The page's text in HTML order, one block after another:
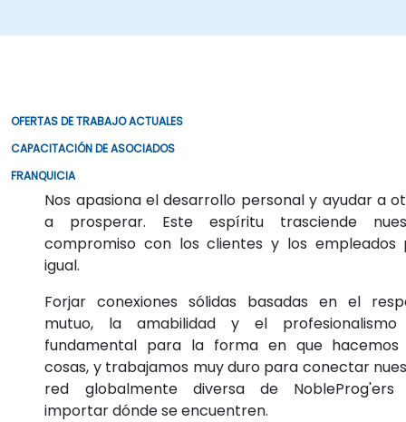
OFERTAS DE TRABAJO ACTUALES
CAPACITACIÓN DE ASOCIADOS
FRANQUICIA
Nos apasiona el desarrollo personal y ayudar a
a prosperar. Este espíritu trasciende
compromiso con los clientes y los empleados
igual.
Forjar conexiones sólidas basadas en el
mutuo, la amabilidad y el
fundamental para la forma en que hacemos
cosas, y trabajamos muy duro para conectar
red globalmente diversa de NobleProg'ers
importar dónde se encuentren.